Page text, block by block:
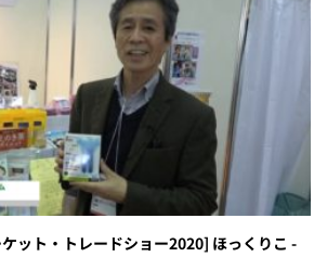
ット・トレードショー2020] ほっくりこ -